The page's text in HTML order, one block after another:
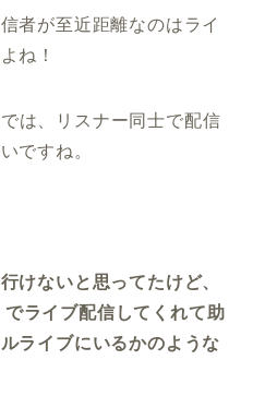
者が至近距離なのはライ
ね！
は、リスナー同士で配信
ですね。
けないと思ってたけど、
ライブ配信してくれて助
ライブにいるかのような